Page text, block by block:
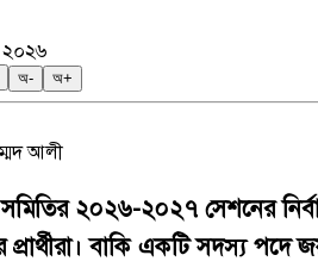
২০২৬
অ- অ+
আলী
২০২৬-২০২৭ সেশনের
বাকি একটি সদস্য পদে